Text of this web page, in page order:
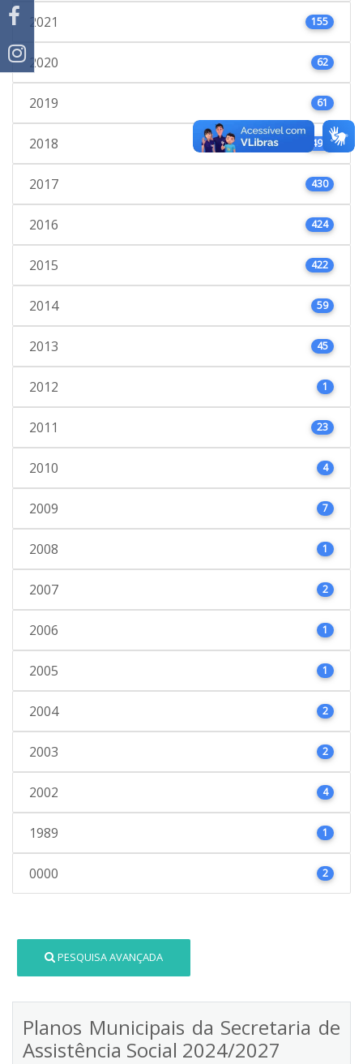
2021 155
2020 62
2019 61
2018 495
2017 430
2016 424
2015 422
2014 59
2013 45
2012 1
2011 23
2010 4
2009 7
2008 1
2007 2
2006 1
2005 1
2004 2
2003 2
2002 4
1989 1
0000 2
PESQUISA AVANÇADA
Planos Municipais da Secretaria de
Assistência Social 2024/2027